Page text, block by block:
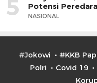
5
Potensi
NASIONAL
#Jokowi #KKB
Polri
Covid 19